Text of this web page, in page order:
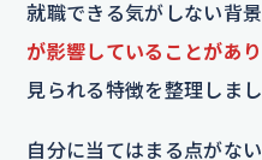
就職できる気がしない背
が影響していることがあり
見られる特徴を整理しまし
自分に当てはまる点がな